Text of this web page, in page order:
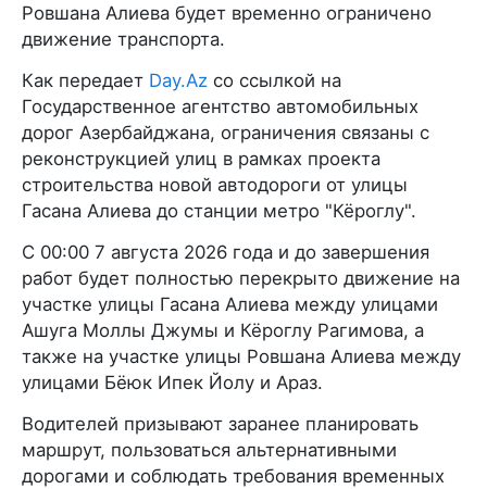
Ровшана Алиева будет временно ограничено
движение транспорта.
Как передает Day.Az со ссылкой на
Государственное агентство автомобильных
дорог Азербайджана, ограничения связаны с
реконструкцией улиц в рамках проекта
строительства новой автодороги от улицы
Гасана Алиева до станции метро "Кёроглу".
С 00:00 7 августа 2026 года и до завершения
работ будет полностью перекрыто движение на
участке улицы Гасана Алиева между улицами
Ашуга Моллы Джумы и Кёроглу Рагимова, а
также на участке улицы Ровшана Алиева между
улицами Бёюк Ипек Йолу и Араз.
Водителей призывают заранее планировать
маршрут, пользоваться альтернативными
дорогами и соблюдать требования временных